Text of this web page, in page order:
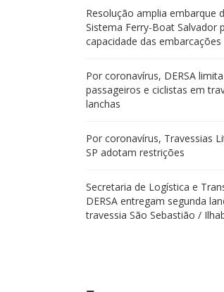
Resolução amplia embarque
Sistema Ferry-Boat Salvador
capacidade das embarcações
Por coronavírus, DERSA
passageiros e ciclistas em
lanchas
Por coronavírus, Travessias
SP adotam restrições
Secretaria de Logística e
DERSA entregam segunda
travessia São Sebastião /